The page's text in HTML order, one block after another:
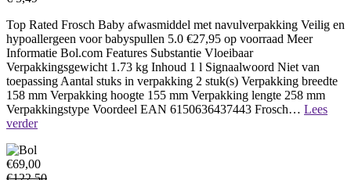
Top Rated Frosch Baby afwasmiddel met navulverpakking Veilig en
hypoallergeen voor babyspullen 5.0 €27,95 op voorraad Meer
Informatie Bol.com Features Substantie Vloeibaar
Verpakkingsgewicht 1.73 kg Inhoud 1 l Signaalwoord Niet van
toepassing Aantal stuks in verpakking 2 stuk(s) Verpakking breedte
158 mm Verpakking hoogte 155 mm Verpakking lengte 258 mm
Verpakkingstype Voordeel EAN 6150636437443 Frosch… Lees
verderNaamloos
€69,00